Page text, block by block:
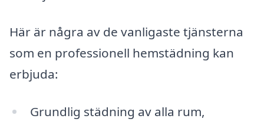
Här är några av de vanligaste tjänsterna
som en professionell hemstädning kan
erbjuda:
Grundlig städning av alla rum,